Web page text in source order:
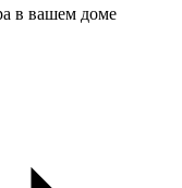
в вашем доме